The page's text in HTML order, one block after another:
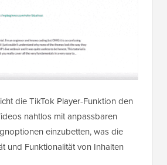
die TikTok Player-Funktion den
nahtlos mit anpassbaren
einzubetten, was die
und Funktionalität von Inhalten